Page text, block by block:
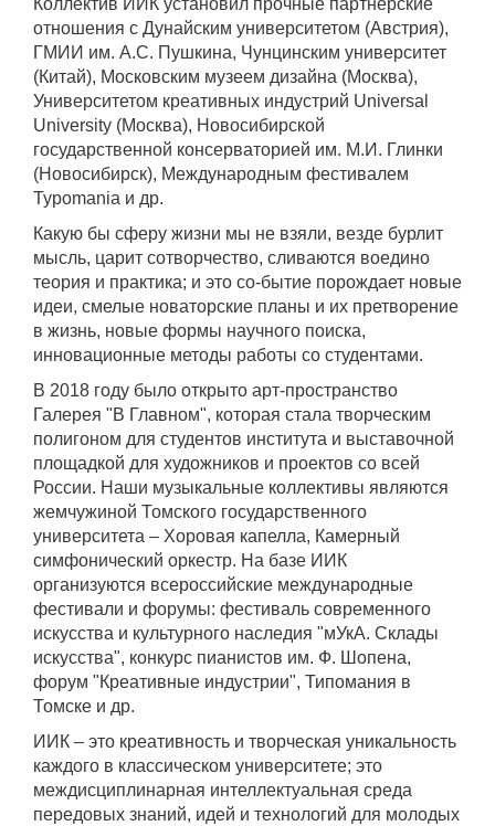
Коллектив ИИК установил прочные партнерские
отношения с Дунайским университетом (Австрия),
ГМИИ им. А.С. Пушкина, Чунцинским университет
(Китай), Московским музеем дизайна (Москва),
Университетом креативных индустрий Universal
University (Москва), Новосибирской
государственной консерваторией им. М.И. Глинки
(Новосибирск), Международным фестивалем
Typomania и др.
Какую бы сферу жизни мы не взяли, везде бурлит
мысль, царит сотворчество, сливаются воедино
теория и практика; и это со-бытие порождает новые
идеи, смелые новаторские планы и их претворение
в жизнь, новые формы научного поиска,
инновационные методы работы со студентами.
В 2018 году было открыто арт-пространство
Галерея "В Главном", которая стала творческим
полигоном для студентов института и выставочной
площадкой для художников и проектов со всей
России. Наши музыкальные коллективы являются
жемчужиной Томского государственного
университета – Хоровая капелла, Камерный
симфонический оркестр. На базе ИИК
организуются всероссийские международные
фестивали и форумы: фестиваль современного
искусства и культурного наследия "мУкА. Склады
искусства", конкурс пианистов им. Ф. Шопена,
форум "Креативные индустрии", Типомания в
Томске и др.
ИИК – это креативность и творческая уникальность
каждого в классическом университете; это
междисциплинарная интеллектуальная среда
передовых знаний, идей и технологий для молодых